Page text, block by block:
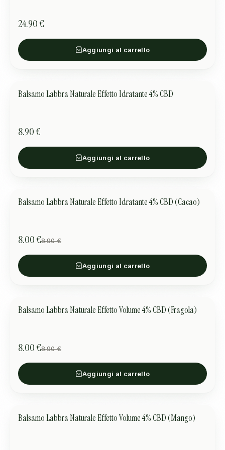
24.90 €
Aggiungi al carrello
CURA DELLA PELLE
Balsamo Labbra Naturale Effetto Idratante 4% CBD
8.90 €
Aggiungi al carrello
CURA DELLA PELLE OFFERTA
Balsamo Labbra Naturale Effetto Idratante 4% CBD (Cacao)
8.00 €8.90 €
Aggiungi al carrello
CURA DELLA PELLE OFFERTA
Balsamo Labbra Naturale Effetto Volume 4% CBD (Fragola)
8.00 €8.90 €
Aggiungi al carrello
CURA DELLA PELLE OFFERTA
Balsamo Labbra Naturale Effetto Volume 4% CBD (Mango)